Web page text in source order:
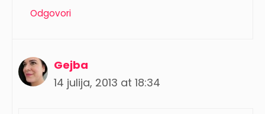
Odgovori
Gejba
14 julija, 2013 at 18:34